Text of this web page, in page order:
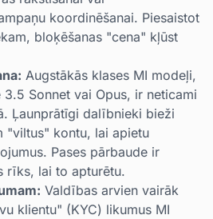
koordinēšanai. Piesaistot
bloķēšanas "cena" kļūst
Augstākās klases MI modeļi,
3.5 Sonnet vai Opus, ir neticami
Ļaunprātīgi dalībnieki bieži
"viltus" kontu, lai apietu
Pases pārbaude ir
rīks, lai to apturētu.
Valdības arvien vairāk
klientu" (KYC) likumus MI